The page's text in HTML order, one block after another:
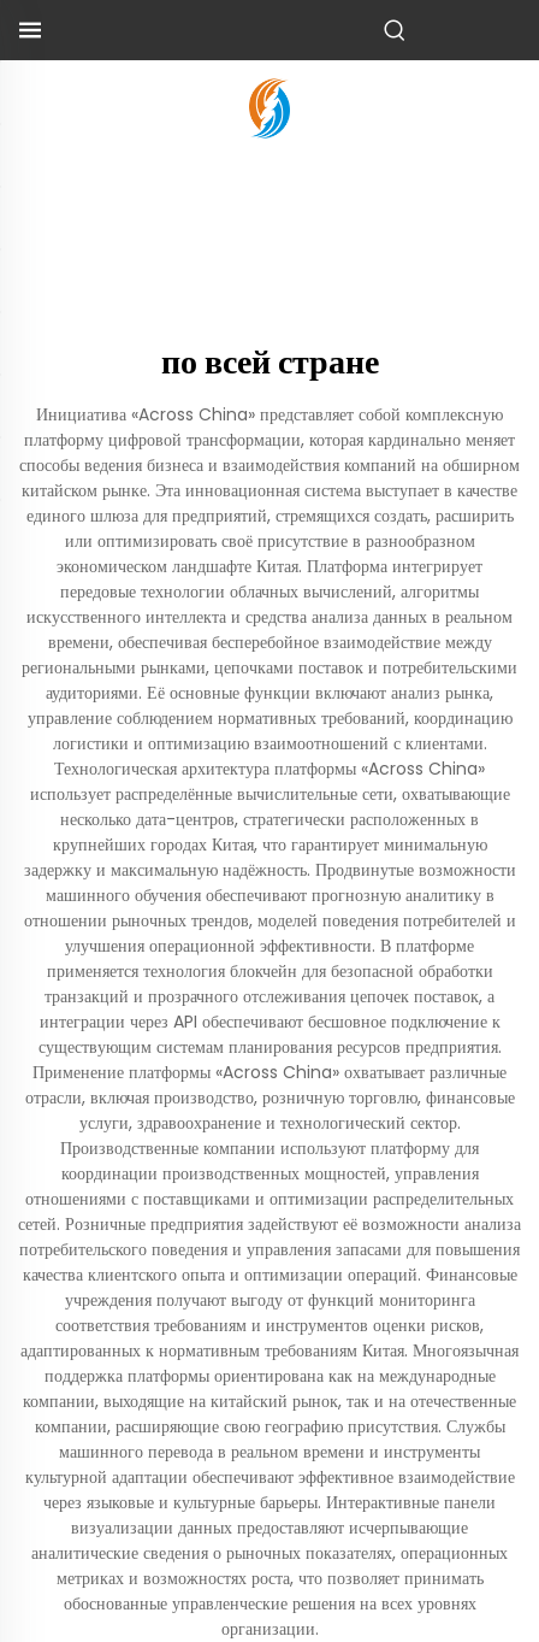
по всей стране
Инициатива «Across China» представляет собой комплексную
платформу цифровой трансформации, которая кардинально меняет
способы ведения бизнеса и взаимодействия компаний на обширном
китайском рынке. Эта инновационная система выступает в качестве
единого шлюза для предприятий, стремящихся создать, расширить
или оптимизировать своё присутствие в разнообразном
экономическом ландшафте Китая. Платформа интегрирует
передовые технологии облачных вычислений, алгоритмы
искусственного интеллекта и средства анализа данных в реальном
времени, обеспечивая бесперебойное взаимодействие между
региональными рынками, цепочками поставок и потребительскими
аудиториями. Её основные функции включают анализ рынка,
управление соблюдением нормативных требований, координацию
логистики и оптимизацию взаимоотношений с клиентами.
Технологическая архитектура платформы «Across China»
использует распределённые вычислительные сети, охватывающие
несколько дата-центров, стратегически расположенных в
крупнейших городах Китая, что гарантирует минимальную
задержку и максимальную надёжность. Продвинутые возможности
машинного обучения обеспечивают прогнозную аналитику в
отношении рыночных трендов, моделей поведения потребителей и
улучшения операционной эффективности. В платформе
применяется технология блокчейн для безопасной обработки
транзакций и прозрачного отслеживания цепочек поставок, а
интеграции через API обеспечивают бесшовное подключение к
существующим системам планирования ресурсов предприятия.
Применение платформы «Across China» охватывает различные
отрасли, включая производство, розничную торговлю, финансовые
услуги, здравоохранение и технологический сектор.
Производственные компании используют платформу для
координации производственных мощностей, управления
отношениями с поставщиками и оптимизации распределительных
сетей. Розничные предприятия задействуют её возможности анализа
потребительского поведения и управления запасами для повышения
качества клиентского опыта и оптимизации операций. Финансовые
учреждения получают выгоду от функций мониторинга
соответствия требованиям и инструментов оценки рисков,
адаптированных к нормативным требованиям Китая. Многоязычная
поддержка платформы ориентирована как на международные
компании, выходящие на китайский рынок, так и на отечественные
компании, расширяющие свою географию присутствия. Службы
машинного перевода в реальном времени и инструменты
культурной адаптации обеспечивают эффективное взаимодействие
через языковые и культурные барьеры. Интерактивные панели
визуализации данных предоставляют исчерпывающие
аналитические сведения о рыночных показателях, операционных
метриках и возможностях роста, что позволяет принимать
обоснованные управленческие решения на всех уровнях
организации.